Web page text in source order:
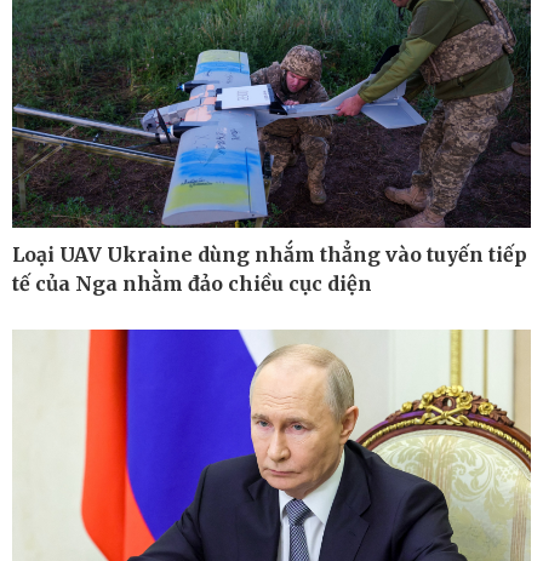
Infographic
Thị trường
Loại UAV Ukraine dùng nhắm thẳng vào tuyến tiếp
tế của Nga nhằm đảo chiều cục diện